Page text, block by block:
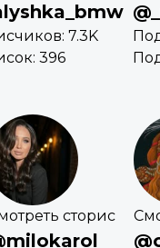
7.3K
396
сторис